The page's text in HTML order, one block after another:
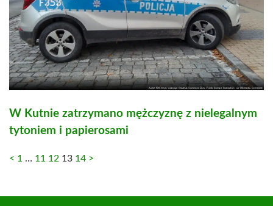
W Kutnie zatrzymano mężczyznę z nielegalnym
tytoniem i papierosami
< 1 … 11 12 13 14 >